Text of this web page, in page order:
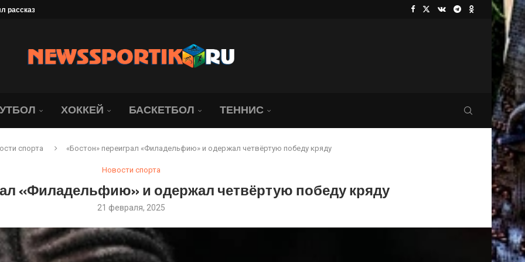
что его...
ХОККЕЙ БАСКЕТБОЛ ТЕННИС
спорта «Бостон» переиграл «Филадельфию» и одержал четвёртую победу кряду
Новости спорта
«Филадельфию» и одержал четвёртую победу кряду
21 февраля, 2025